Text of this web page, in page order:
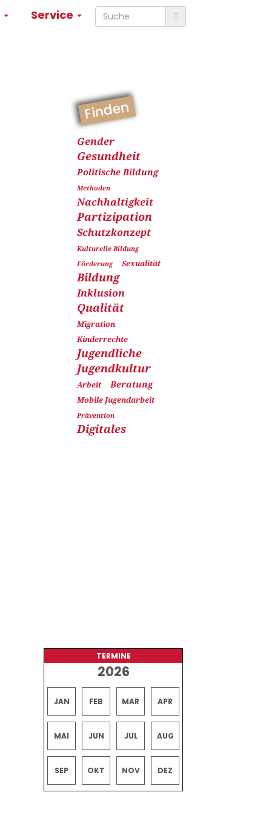
Service
Finden
Gender
Gesundheit
Politische Bildung
Methoden
Nachhaltigkeit
Partizipation
Schutzkonzept
Kulturelle Bildung
Förderung
Sexualität
Bildung
Inklusion
Qualität
Migration
Kinderrechte
Jugendliche
Jugendkultur
Arbeit Beratung
Mobile Jugendarbeit
Prävention
Digitales
TERMINE
2026
JAN FEB MAR APR
MAI JUN JUL AUG
SEP OKT NOV DEZ